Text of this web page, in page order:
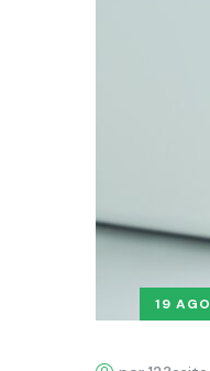
19 AGO